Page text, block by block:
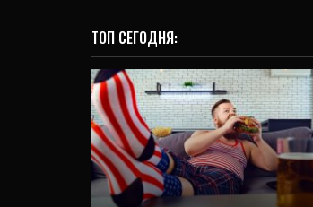
ТОП СЕГОДНЯ:
НОВОСТИ
Инфекции, до которых
далеко коронавирусу: на
счету гриппа больше
полумиллиона…
8 Мар, 2020